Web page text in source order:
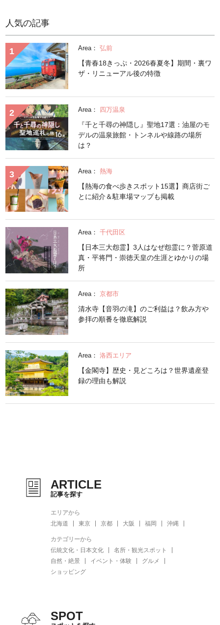
人気の記事
Area： 弘前
【青春18きっぷ・2026春夏冬】期間・裏ワ
ザ・リニューアル後の特徴
Area： 四万温泉
『千と千尋の神隠し』聖地17選：油屋のモ
デルの温泉旅館・トンネルや線路の場所
は？
Area： 熱海
【熱海の食べ歩きスポット15選】商店街ご
とに紹介＆駐車場マップも掲載
Area： 千代田区
【日本三大怨霊】3人はなぜ怨霊に？菅原道
真・平将門・崇徳天皇の生涯とゆかりの場
所
Area： 京都市
清水寺【音羽の滝】のご利益は？飲み方や
参拝の順番を徹底解説
Area： 洛西エリア
【金閣寺】歴史・見どころは？世界遺産登
録の理由も解説
ARTICLE
記事を探す
エリアから
北海道
東京 京都 大阪 福岡 沖縄
カテゴリーから
伝統文化・日本文化
名所・観光スポット
自然・絶景
イベント・体験
グルメ
ショッピング
SPOT